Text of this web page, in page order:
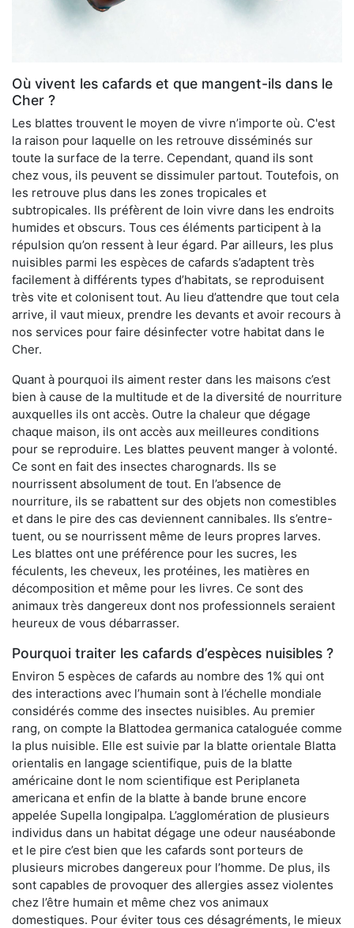
Où vivent les cafards et que mangent-ils dans le
Cher ?
Les blattes trouvent le moyen de vivre n’importe où. C'est
la raison pour laquelle on les retrouve disséminés sur
toute la surface de la terre. Cependant, quand ils sont
chez vous, ils peuvent se dissimuler partout. Toutefois, on
les retrouve plus dans les zones tropicales et
subtropicales. Ils préfèrent de loin vivre dans les endroits
humides et obscurs. Tous ces éléments participent à la
répulsion qu’on ressent à leur égard. Par ailleurs, les plus
nuisibles parmi les espèces de cafards s’adaptent très
facilement à différents types d’habitats, se reproduisent
très vite et colonisent tout. Au lieu d’attendre que tout cela
arrive, il vaut mieux, prendre les devants et avoir recours à
nos services pour faire désinfecter votre habitat dans le
Cher.
Quant à pourquoi ils aiment rester dans les maisons c’est
bien à cause de la multitude et de la diversité de nourriture
auxquelles ils ont accès. Outre la chaleur que dégage
chaque maison, ils ont accès aux meilleures conditions
pour se reproduire. Les blattes peuvent manger à volonté.
Ce sont en fait des insectes charognards. Ils se
nourrissent absolument de tout. En l’absence de
nourriture, ils se rabattent sur des objets non comestibles
et dans le pire des cas deviennent cannibales. Ils s’entre-
tuent, ou se nourrissent même de leurs propres larves.
Les blattes ont une préférence pour les sucres, les
féculents, les cheveux, les protéines, les matières en
décomposition et même pour les livres. Ce sont des
animaux très dangereux dont nos professionnels seraient
heureux de vous débarrasser.
Pourquoi traiter les cafards d’espèces nuisibles ?
Environ 5 espèces de cafards au nombre des 1% qui ont
des interactions avec l’humain sont à l’échelle mondiale
considérés comme des insectes nuisibles. Au premier
rang, on compte la Blattodea germanica cataloguée comme
la plus nuisible. Elle est suivie par la blatte orientale Blatta
orientalis en langage scientifique, puis de la blatte
américaine dont le nom scientifique est Periplaneta
americana et enfin de la blatte à bande brune encore
appelée Supella longipalpa. L’agglomération de plusieurs
individus dans un habitat dégage une odeur nauséabonde
et le pire c’est bien que les cafards sont porteurs de
plusieurs microbes dangereux pour l’homme. De plus, ils
sont capables de provoquer des allergies assez violentes
chez l’être humain et même chez vos animaux
domestiques. Pour éviter tous ces désagréments, le mieux